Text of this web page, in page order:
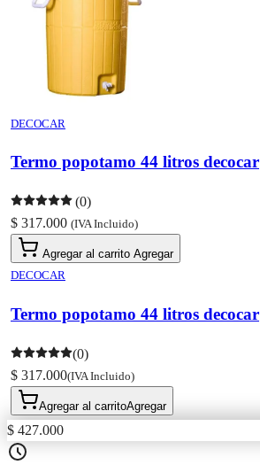
DECOCAR
Termo popotamo 44 litros decocar
(0)
$ 317.000 (IVA Incluido)
Agregar al carrito Agregar
DECOCAR
Termo popotamo 44 litros decocar
(0)
$ 317.000(IVA Incluido)
Agregar al carritoAgregar
$ 427.000